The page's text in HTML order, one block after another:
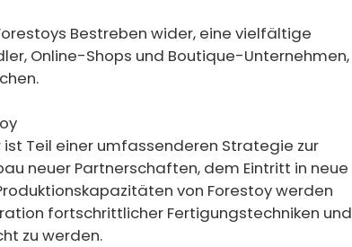
Bestreben wider, eine vielfältige
Online-Shops und Boutique-Unternehmen,
Teil einer umfassenderen Strategie zur
neuer Partnerschaften, dem Eintritt in neue
von Forestoy werden
fortschrittlicher Fertigungstechniken und
zu werden.